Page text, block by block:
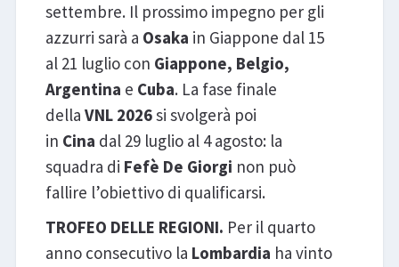
settembre. Il prossimo impegno per gli
azzurri sarà a Osaka in Giappone dal 15
al 21 luglio con Giappone, Belgio,
Argentina e Cuba. La fase finale
della VNL 2026si svolgerà poi
in Cina dal 29 luglio al 4 agosto: la
squadra di Fefè De Giorgi non può
fallire l’obiettivo di qualificarsi.
TROFEO DELLE REGIONI. Per il quarto
anno consecutivo la Lombardia ha vinto